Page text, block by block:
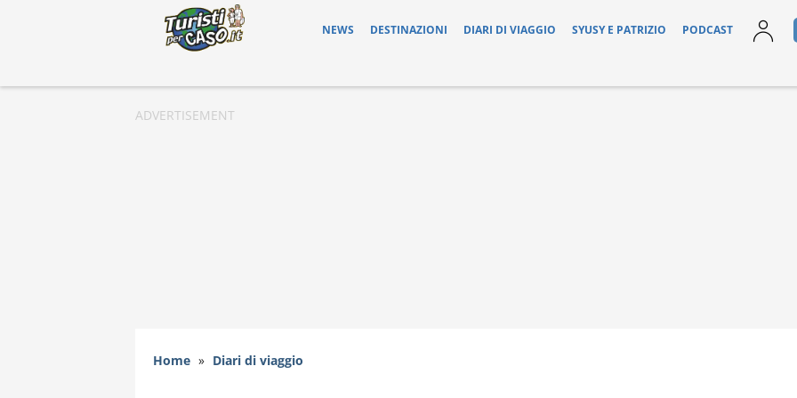
NEWS DESTINAZIONI DIARI DI VIAGGIO SYUSY E PATRIZIO PODCAST
Home » Diari di viaggio